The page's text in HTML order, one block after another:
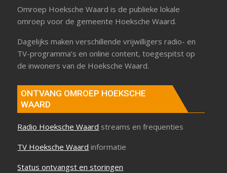
Omroep Hoeksche Waard is de publieke lokale
omroep voor de gemeente Hoeksche Waard.
Dagelijks maken verschillende vrijwilligers radio- en
TV-programma’s en online content, toegespitst op
de inwoners van de Hoeksche Waard.
ONTVANG OMROEP HOEKSCHE
WAARD
Radio Hoeksche Waard streams en frequenties
TV Hoeksche Waard informatie
Status ontvangst en storingen